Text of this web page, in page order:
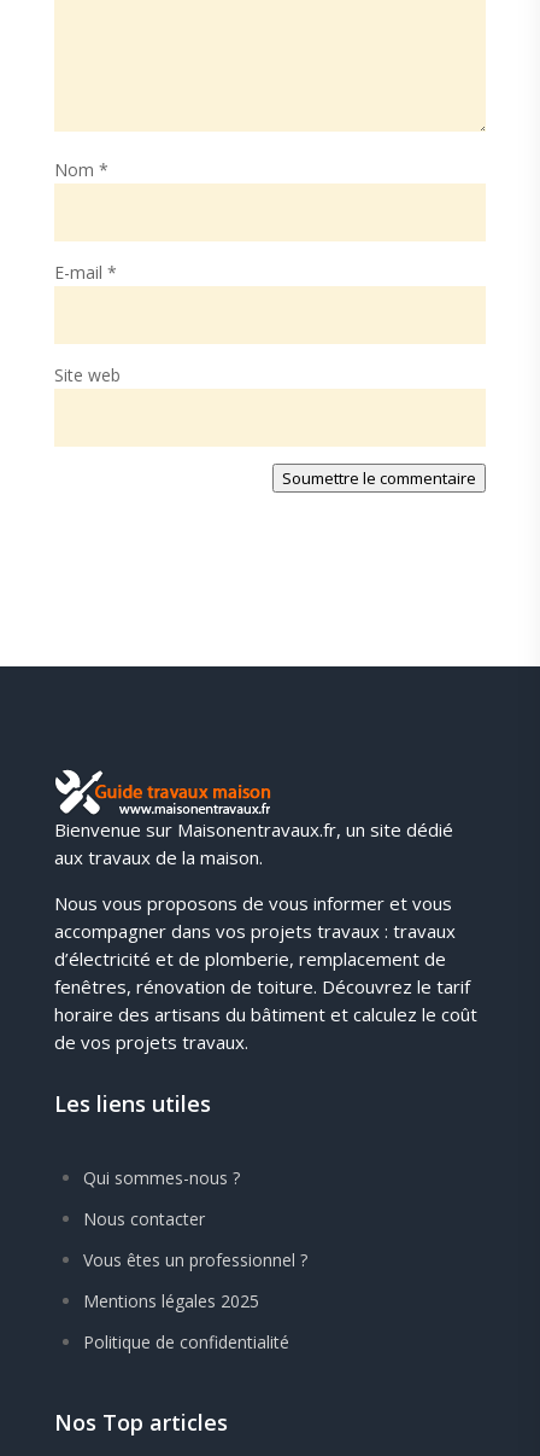
Nom *
E-mail *
Site web
Soumettre le commentaire
Bienvenue sur Maisonentravaux.fr, un site dédié
aux travaux de la maison.
Nous vous proposons de vous informer et vous
accompagner dans vos projets travaux : travaux
d’électricité et de plomberie, remplacement de
fenêtres, rénovation de toiture. Découvrez le tarif
horaire des artisans du bâtiment et calculez le coût
de vos projets travaux.
Les liens utiles
Qui sommes-nous ?
Nous contacter
Vous êtes un professionnel ?
Mentions légales 2025
Politique de confidentialité
Nos Top articles